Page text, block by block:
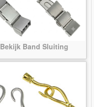
Bekijk Band Sluiting